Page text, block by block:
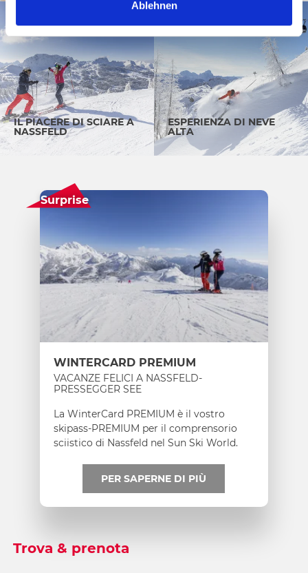
l
Ablehnen
IL PIACERE DI SCIARE A
NASSFELD
ESPERIENZA DI NEVE
ALTA
Surprise
WINTERCARD PREMIUM
VACANZE FELICI A NASSFELD-
PRESSEGGER SEE
La WinterCard PREMIUM è il vostro
skipass-PREMIUM per il comprensorio
sciistico di Nassfeld nel Sun Ski World.
PER SAPERNE DI PIÙ
Trova & prenota